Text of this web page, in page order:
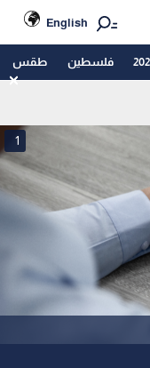
English
فلسطين طقس
1